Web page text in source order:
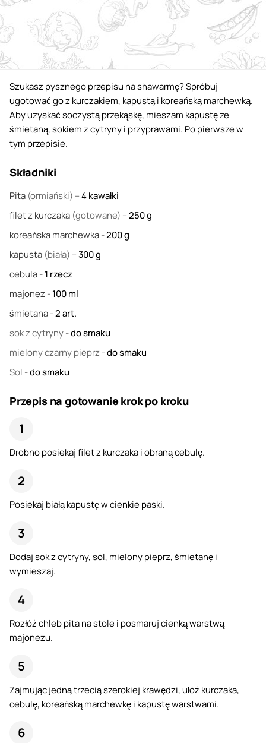
Szukasz pysznego przepisu na shawarmę? Spróbuj
ugotować go z kurczakiem, kapustą i koreańską marchewką.
Aby uzyskać soczystą przekąskę, mieszam kapustę ze
śmietaną, sokiem z cytryny i przyprawami. Po pierwsze w
tym przepisie.
Składniki
Pita (ormiański) –4kawałki
filet z kurczaka (gotowane) –250g
koreańska marchewka-200g
kapusta (biała) –300g
cebula-1 rzecz
majonez-100ml
śmietana-2art.
sok z cytryny-do smaku
mielony czarny pieprz -do smaku
Sol -do smaku
Przepis na gotowanie krok po kroku
Drobno posiekaj filet z kurczaka i obraną cebulę.
Posiekaj białą kapustę w cienkie paski.
Dodaj sok z cytryny, sól, mielony pieprz, śmietanę i
wymieszaj.
Rozłóż chleb pita na stole i posmaruj cienką warstwą
majonezu.
Zajmując jedną trzecią szerokiej krawędzi, ułóż kurczaka,
cebulę, koreańską marchewkę i kapustę warstwami.